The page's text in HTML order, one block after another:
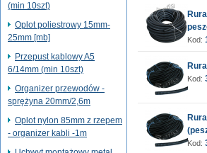
(min 10szt)
Oplot poliestrowy 15mm-
25mm [mb]
Przepust kablowy A5
6/14mm (min 10szt)
Organizer przewodów -
sprężyna 20mm/2,6m
Oplot nylon 85mm z rzepem
- organizer kabli -1m
Kod:
Kod:
Kod: